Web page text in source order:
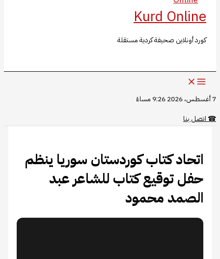
المحتوى
Kurd Online
كورد أونلاين صحيفة كردية مستقلة
7 أغسطس، 2026 9:26 مساءً
☎اتصل بنا
اتحاد كتاب كوردستان سوريا ينظم
حفل توقيع كتاب للشاعر عبد
الصمد محمود